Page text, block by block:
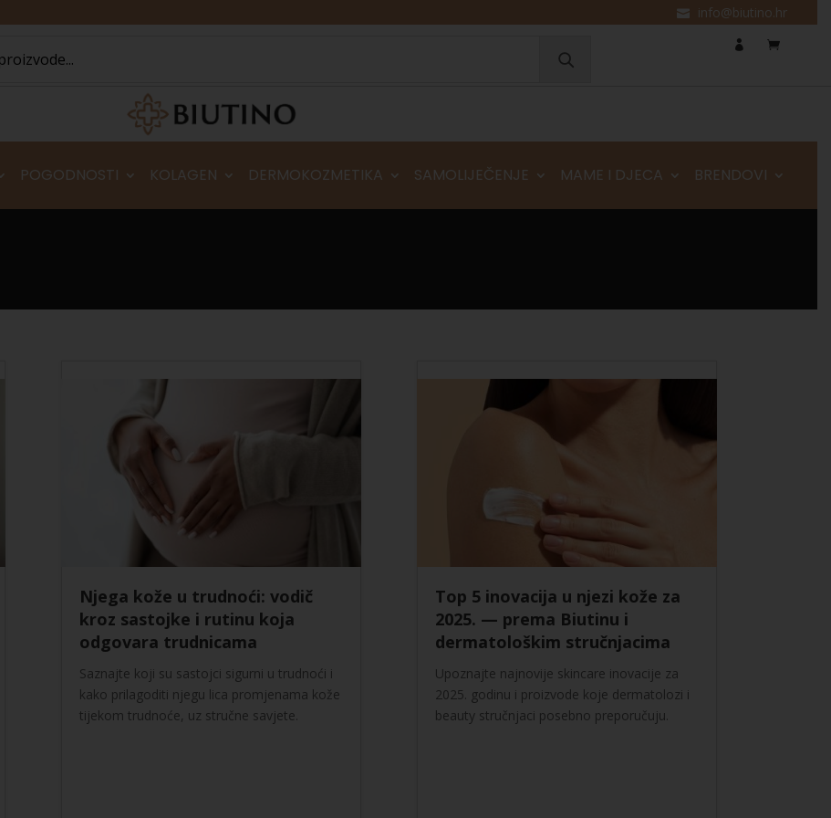
info@biutino.hr
POGODNOSTI KOLAGEN DERMOKOZMETIKA SAMOLIJEČENJE MAME I DJECA BRENDOVI
Njega kože u trudnoći: vodič
kroz sastojke i rutinu koja
odgovara trudnicama
Saznajte koji su sastojci sigurni u trudnoći i
kako prilagoditi njegu lica promjenama kože
tijekom trudnoće, uz stručne savjete.
Top 5 inovacija u njezi kože za
2025. — prema Biutinu i
dermatološkim stručnjacima
Upoznajte najnovije skincare inovacije za
2025. godinu i proizvode koje dermatolozi i
beauty stručnjaci posebno preporučuju.